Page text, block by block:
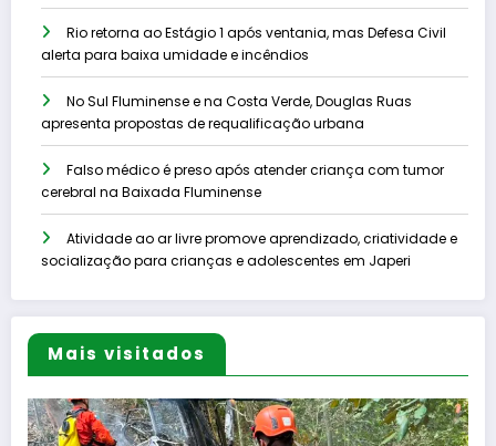
Rio retorna ao Estágio 1 após ventania, mas Defesa Civil
alerta para baixa umidade e incêndios
No Sul Fluminense e na Costa Verde, Douglas Ruas
apresenta propostas de requalificação urbana
Falso médico é preso após atender criança com tumor
cerebral na Baixada Fluminense
Atividade ao ar livre promove aprendizado, criatividade e
socialização para crianças e adolescentes em Japeri
Mais visitados